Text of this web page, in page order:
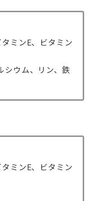
ミンE、ビタミン
シウム、リン、鉄
ミンE、ビタミン